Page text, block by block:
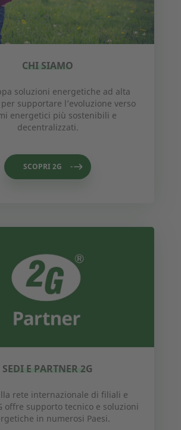
CHI SIAMO
soluzioni energetiche ad alta
supportare l’evoluzione verso
energetici più sostenibili e
decentralizzati.
SCOPRI 2G
SEDI E PARTNER 2G
rete internazionale di filiali e
offre supporto tecnico e soluzioni
in numerosi Paesi.